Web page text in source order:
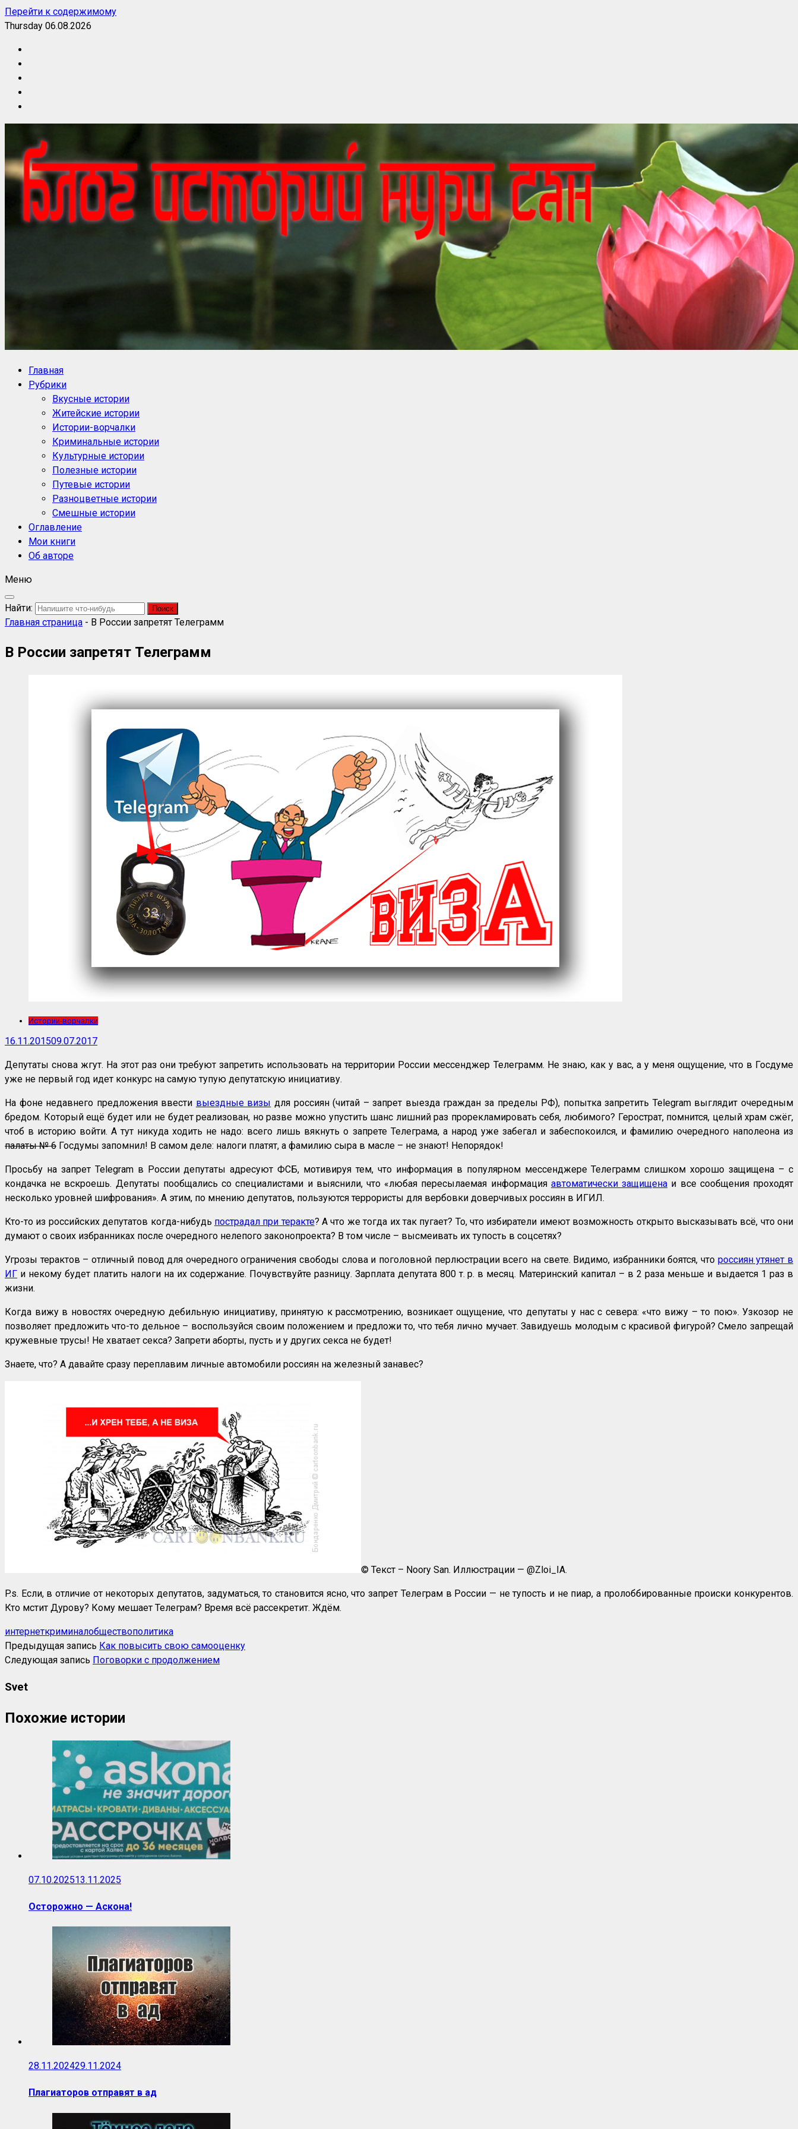
Перейти к содержимому
Thursday 06.08.2026
Блог историй NoorySan
Главная
Рубрики
Вкусные истории
Житейские истории
Истории-ворчалки
Криминальные истории
Культурные истории
Полезные истории
Путевые истории
Разноцветные истории
Смешные истории
Оглавление
Мои книги
Об авторе
Меню
Найти:
Главная страница - В России запретят Телеграмм
В России запретят Телеграмм
Истории-ворчалки
16.11.201509.07.2017
Депутаты снова жгут. На этот раз они требуют запретить использовать на территории России мессенджер Телеграмм. Не знаю, как у вас, а у меня ощущение, что в Госдуме
уже не первый год идет конкурс на самую тупую депутатскую инициативу.
На фоне недавнего предложения ввести выездные визы для россиян (читай – запрет выезда граждан за пределы РФ), попытка запретить Telegram выглядит очередным
бредом. Который ещё будет или не будет реализован, но разве можно упустить шанс лишний раз прорекламировать себя, любимого? Герострат, помнится, целый храм сжёг,
чтоб в историю войти. А тут никуда ходить не надо: всего лишь вякнуть о запрете Телеграма, а народ уже забегал и забеспокоился, и фамилию очередного наполеона из
палаты № 6 Госдумы запомнил! В самом деле: налоги платят, а фамилию сыра в масле – не знают! Непорядок!
Просьбу на запрет Telegram в России депутаты адресуют ФСБ, мотивируя тем, что информация в популярном мессенджере Телеграмм слишком хорошо защищена – с
кондачка не вскроешь. Депутаты пообщались со специалистами и выяснили, что «любая пересылаемая информация автоматически защищена и все сообщения проходят
несколько уровней шифрования». А этим, по мнению депутатов, пользуются террористы для вербовки доверчивых россиян в ИГИЛ.
Кто-то из российских депутатов когда-нибудь пострадал при теракте? А что же тогда их так пугает? То, что избиратели имеют возможность открыто высказывать всё, что они
думают о своих избранниках после очередного нелепого законопроекта? В том числе – высмеивать их тупость в соцсетях?
Угрозы терактов – отличный повод для очередного ограничения свободы слова и поголовной перлюстрации всего на свете. Видимо, избранники боятся, что россиян утянет в
ИГ и некому будет платить налоги на их содержание. Почувствуйте разницу. Зарплата депутата 800 т. р. в месяц. Материнский капитал – в 2 раза меньше и выдается 1 раз в
жизни.
Когда вижу в новостях очередную дебильную инициативу, принятую к рассмотрению, возникает ощущение, что депутаты у нас с севера: «что вижу – то пою». Узкозор не
позволяет предложить что-то дельное – воспользуйся своим положением и предложи то, что тебя лично мучает. Завидуешь молодым с красивой фигурой? Смело запрещай
кружевные трусы! Не хватает секса? Запрети аборты, пусть и у других секса не будет!
Знаете, что? А давайте сразу переплавим личные автомобили россиян на железный занавес?
© Текст – Noory San. Иллюстрации — @Zloi_IA.
P.s. Если, в отличие от некоторых депутатов, задуматься, то становится ясно, что запрет Телеграм в России — не тупость и не пиар, а пролоббированные происки конкурентов.
Кто мстит Дурову? Кому мешает Телеграм? Время всё рассекретит. Ждём.
интернеткриминалобществополитика
Предыдущая запись Как повысить свою самооценку
Следующая запись Поговорки с продолжением
Svet
Похожие истории
07.10.202513.11.2025
Осторожно — Аскона!
28.11.202429.11.2024
Плагиаторов отправят в ад